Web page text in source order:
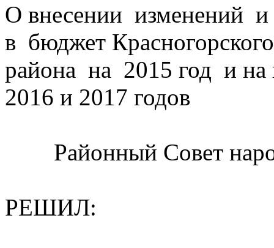
О внесении изменений
в бюджет
района на 2015 год и на
2016 и 2017 годов
Районный Совет
РЕШИЛ: